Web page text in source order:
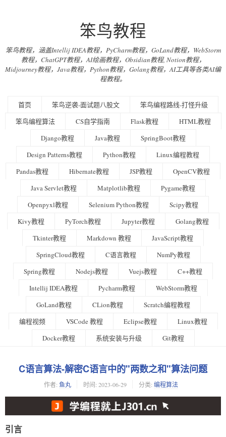
笨鸟教程
笨鸟教程，涵盖Intellij IDEA教程，PyCharm教程，GoLand教程，WebStorm
教程，ChatGPT教程，AI绘画教程，Obsidian教程, Notion教程，
Midjourney教程，Java教程，Python教程，Golang教程，AI工具等各类AI编
程教程。
首页 笨鸟逆袭-面试题八股文
笨鸟编程路线-打怪升级
笨鸟编程算法
CS自学指南 Flask教程
HTML教程
Django教程
Java教程
SpringBoot教程
Design Patterns教程
Python教程
Linux编程教程
Pandas教程
Hibernate教程 JSP教程
OpenCV教程
Java Servlet教程
Matplotlib教程
Pygame教程
Openpyxl教程
Selenium Python教程
Scipy教程
Kivy教程
PyTorch教程 Jupyter教程
Golang教程
Tkinter教程
Markdown 教程
JavaScript教程
SpringCloud教程
C语言教程
NumPy教程
Spring教程
Nodejs教程 Vuejs教程
C++教程
Intellij IDEA教程
Pycharm教程
WebStorm教程
GoLand教程
CLion教程
Scratch编程教程
编程视频
VSCode 教程 Eclipse教程
Linux教程
Docker教程
系统安装与升级 Git教程
C语言算法-解密C语言中的"两数之和"算法问题
作者: 鱼丸 时间: 2023-06-29 分类: 编程算法
引言